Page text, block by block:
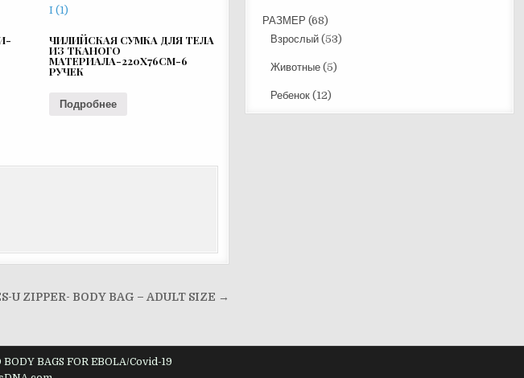
ЧИЛИЙСКАЯ СУМКА ДЛЯ ТЕЛА
ИЗ ТКАНОГО
МАТЕРИАЛА-220X76СМ-6
РУЧЕК
Подробнее
U ZIPPER- BODY BAG – ADULT SIZE →
РАЗМЕР (68)
Взрослый (53)
Животные (5)
Ребенок (12)
BAGS FOR EBOLA/Covid-19